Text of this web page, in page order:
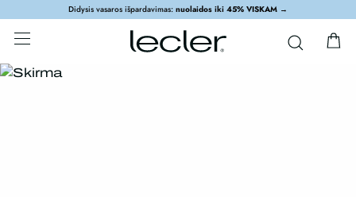
Didysis vasaros išpardavimas: nuolaidos iki 45% VISKAM →